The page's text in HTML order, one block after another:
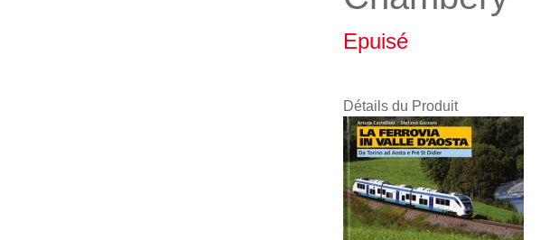
Epuisé
Détails du Produit